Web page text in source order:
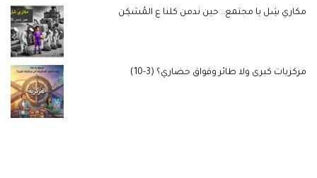
مكاري شِل يا مجتمع.. حين ندمن كلنا ع المُسَكِن
مركزيات كبرى ولا طائر وقواق حضاري؟ (3-10)